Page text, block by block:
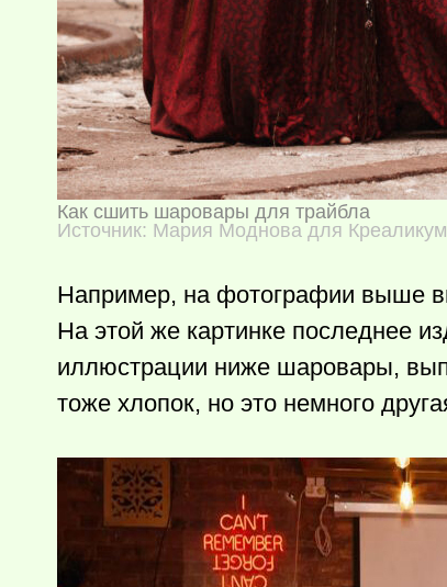
Как сшить шаровары для трайбла
Источник: Мария Моднова для Креаликум
Например, на фотографии выше
На этой же картинке последнее
иллюстрации ниже шаровары,
тоже хлопок, но это немного